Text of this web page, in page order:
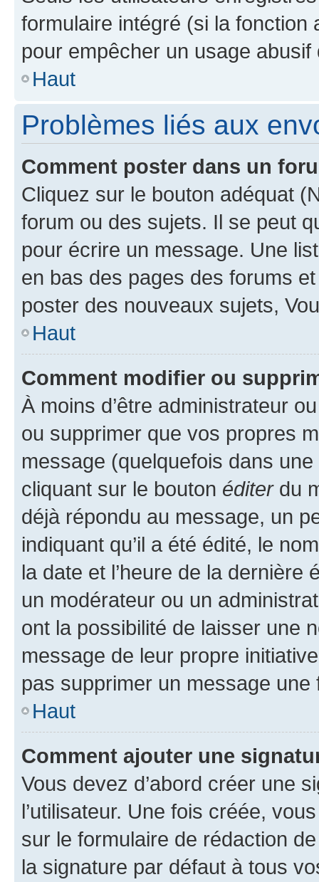
formulaire intégré (si la fonction
pour empêcher un usage
Haut
Problèmes liés aux
Comment poster dans un
Cliquez sur le bouton adéquat
forum ou des sujets. Il se peut
pour écrire un message. Une
en bas des pages des forums
poster des nouveaux sujets,
Haut
Comment modifier ou
À moins d’être administrateur
ou supprimer que vos propres
message (quelquefois dans
cliquant sur le bouton éditerdu
déjà répondu au message, un
indiquant qu’il a été édité, le
la date et l’heure de la dernière
un modérateur ou un
ont la possibilité de laisser une
message de leur propre
pas supprimer un message une
Haut
Comment ajouter une
Vous devez d’abord créer une
l’utilisateur. Une fois créée,
sur le formulaire de rédaction
la signature par défaut à tous